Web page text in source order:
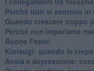
​Perché tutti si sentono in
​Quando crescere troppo
​Perché non impariamo
​Buone Feste!
​Kintsugi: quando le
Ansia e depressione: